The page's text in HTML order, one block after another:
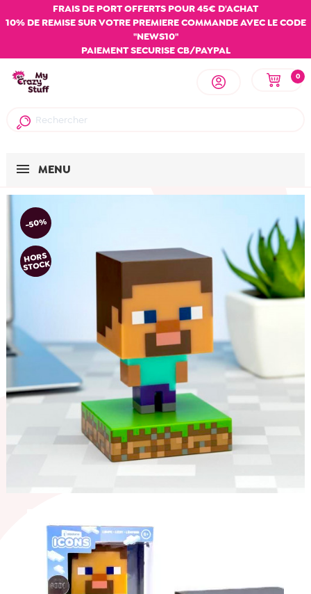
FRAIS DE PORT OFFERTS POUR 45€ D'ACHAT
10% DE REMISE SUR VOTRE PREMIERE COMMANDE AVEC LE CODE
"NEWS10"
PAIEMENT SECURISE CB/PAYPAL
0
MENU
-50%
HORS
STOCK